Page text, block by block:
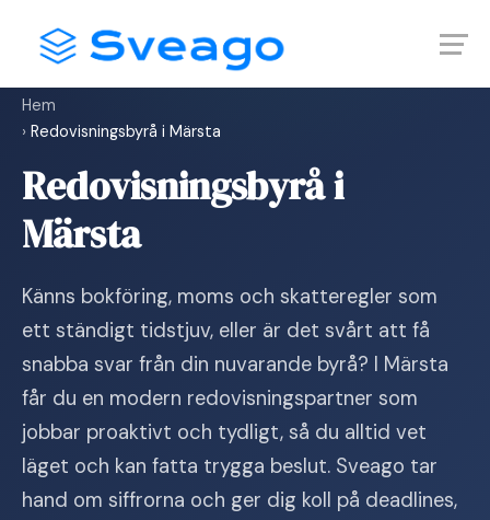
content
Hem
› Redovisningsbyrå i Märsta
Redovisningsbyrå i
Märsta
Känns bokföring, moms och skatteregler som
ett ständigt tidstjuv, eller är det svårt att få
snabba svar från din nuvarande byrå? I Märsta
får du en modern redovisningspartner som
jobbar proaktivt och tydligt, så du alltid vet
läget och kan fatta trygga beslut. Sveago tar
hand om siffrorna och ger dig koll på deadlines,